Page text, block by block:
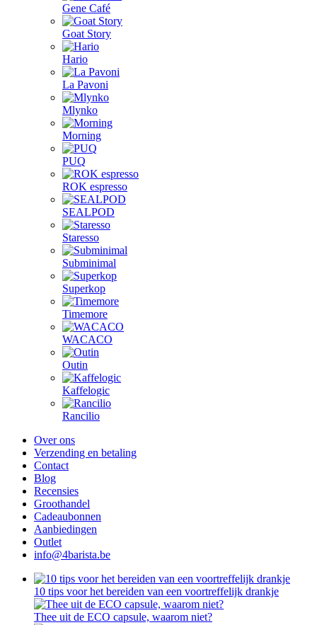
Gene Café
Goat Story
Hario
La Pavoni
Mlynko
Morning
PUQ
ROK espresso
SEALPOD
Staresso
Subminimal
Superkop
Timemore
WACACO
Outin
Kaffelogic
Rancilio
Over ons
Verzending en betaling
Contact
Blog
Recensies
Groothandel
Cadeaubonnen
Aanbiedingen
Outlet
info@4barista.be
10 tips voor het bereiden van een voortreffelijk drankje
Thee uit de ECO capsule, waarom niet?